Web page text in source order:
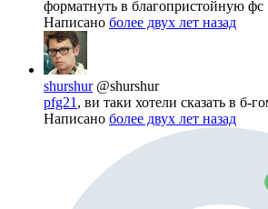
форматнуть в благопристойную фс
Написано более двух лет назад
shurshur @shurshur
pfg21 , ви таки хотели сказать в б-
Написано более двух лет назад